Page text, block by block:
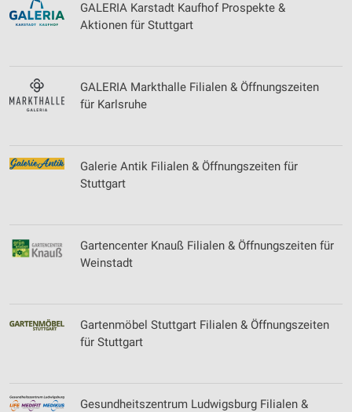
GALERIA Karstadt Kaufhof Prospekte &
Aktionen für Stuttgart
GALERIA Markthalle Filialen & Öffnungszeiten
für Karlsruhe
Galerie Antik Filialen & Öffnungszeiten für
Stuttgart
Gartencenter Knauß Filialen & Öffnungszeiten für
Weinstadt
Gartenmöbel Stuttgart Filialen & Öffnungszeiten
für Stuttgart
Gesundheitszentrum Ludwigsburg Filialen &